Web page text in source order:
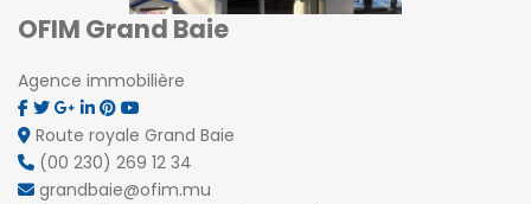
OFIM Grand Baie
Agence immobilière
Route royale Grand Baie
(00 230) 269 12 34
grandbaie@ofim.mu